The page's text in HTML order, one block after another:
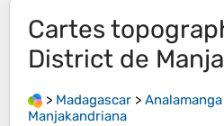
Cartes
District de
> Madagascar > Analamanga
Manjakandriana